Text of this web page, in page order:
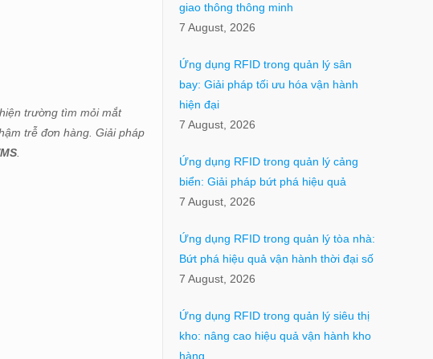
trường tìm mỏi mắt
trễ đơn hàng. Giải pháp
giao thông thông minh
7 August, 2026
Ứng dụng RFID trong quản lý sân
bay: Giải pháp tối ưu hóa vận hành
hiện đại
7 August, 2026
Ứng dụng RFID trong quản lý cảng
biển: Giải pháp bứt phá hiệu quả
7 August, 2026
Ứng dụng RFID trong quản lý tòa nhà:
Bứt phá hiệu quả vận hành thời đại số
7 August, 2026
Ứng dụng RFID trong quản lý siêu thị
kho: nâng cao hiệu quả vận hành kho
hàng